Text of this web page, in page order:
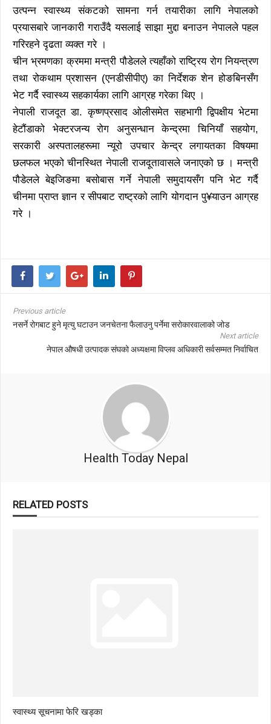
उत्पन्न स्वास्थ्य संकटको सामना गर्न तयारीका लागि नेपालको
प्रयासबारे जानकारी गराउँदै यसलाई साझा मुद्दा बनाउन नेपालले पहल
गरिरहने दृढता व्यक्त गरे ।
चीन भ्रमणका क्रममा मन्त्री पौडेलले त्यहाँको राष्ट्रिय रोग नियन्त्रण
तथा रोकथाम प्रशासन (एनडीसीपीए) का निर्देशक शेन होङबिनसँग
भेट गर्दै स्वास्थ्य सहकार्यका लागि आग्रह गरेका थिए ।
नेपाली राजदूत डा. कृष्णप्रसाद ओलीसमेत सहभागी द्विपक्षीय भेटमा
हेटौंडाको भेक्टरजन्य रोग अनुसन्धान केन्द्रमा चिनियाँ सहयोग,
सरकारी अस्पतालहरूमा न्यूरो उपचार केन्द्र लगायतका विषयमा
छलफल भएको चीनस्थित नेपाली राजदूतावासले जनाएको छ । मन्त्री
पौडेलले बेइजिङमा बसोबास गर्ने नेपाली समुदायसँग पनि भेट गर्दै
चीनमा प्राप्त ज्ञान र सीपबाट राष्ट्रको लागि योगदान पु¥याउन आग्रह
गरे ।
Previous article
नसर्ने रोगबाट हुने मृत्यु घटाउन जनचेतना फैलाउनु पर्नेमा सरोकारवालाको जोड
Next article
नेपाल औषधी उत्पादक संघको अध्यक्षमा विप्लव अधिकारी सर्वसम्मत निर्वाचित
Health Today Nepal
RELATED POSTS
स्वास्थ्य सूचनामा फेरि खड्का